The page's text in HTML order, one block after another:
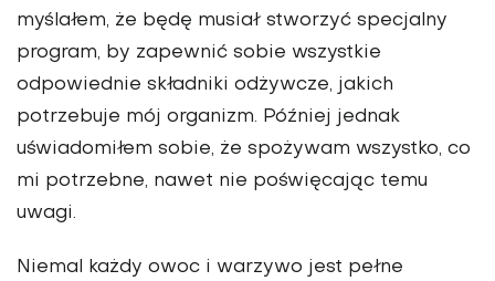
myślałem, że będę musiał stworzyć spec­jalny
program, by zapewnić sobie wszystkie
odpowiednie składniki odżywcze, jakich
potrzebuje mój organizm. Później jednak
uświadomiłem sobie, że spożywam wszystko, co
mi potrzebne, nawet nie poświęcając temu
uwagi.
Niemal każdy owoc i warzywo jest pełne